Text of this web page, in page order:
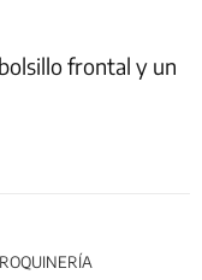
frontal y un